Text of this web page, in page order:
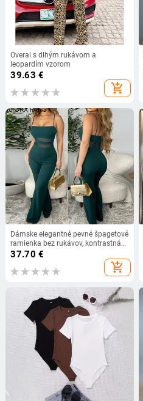
Overal s dlhým rukávom a
leopardím vzorom
39.63 €
add_shopping_cart
Dámske elegantné pevné špagetové
ramienka bez rukávov, kontrastná
sieťovina, sexy rovné nohavice
37.70 €
add_shopping_cart